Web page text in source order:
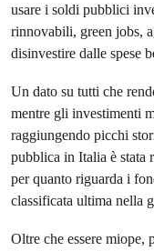
usare i soldi pubblici
rinnovabili, green jobs,
disinvestire dalle spese
Un dato su tutti che
mentre gli investimenti
raggiungendo picchi
pubblica in Italia è stata
per quanto riguarda i
classificata ultima nella
Oltre che essere miope,